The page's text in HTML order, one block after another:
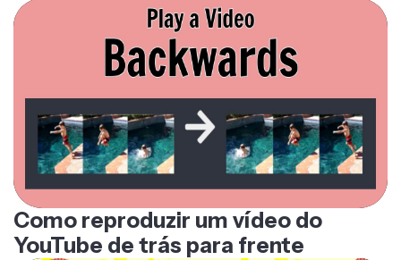
Como reproduzir um vídeo do
YouTube de trás para frente